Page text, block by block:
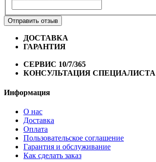
Отправить отзыв
ДОСТАВКА
ГАРАНТИЯ
СЕРВИС 10/7/365
КОНСУЛЬТАЦИЯ СПЕЦИАЛИСТА
Информация
О нас
Доставка
Оплата
Пользовательское соглашение
Гарантия и обслуживание
Как сделать заказ